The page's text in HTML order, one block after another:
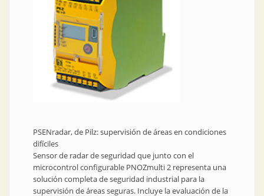
PSENradar, de Pilz: supervisión de áreas en condiciones
difíciles
Sensor de radar de seguridad que junto con el
microcontrol configurable PNOZmulti 2 representa una
solución completa de seguridad industrial para la
supervisión de áreas seguras. Incluye la evaluación de la